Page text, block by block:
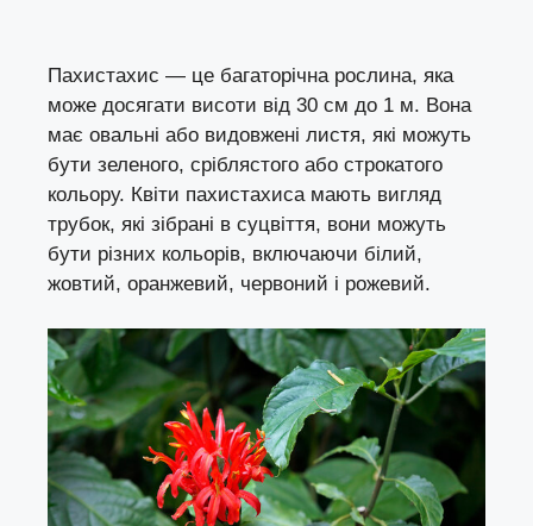
Пахистахис — це багаторічна рослина, яка
може досягати висоти від 30 см до 1 м. Вона
має овальні або видовжені листя, які можуть
бути зеленого, сріблястого або строкатого
кольору. Квіти пахистахиса мають вигляд
трубок, які зібрані в суцвіття, вони можуть
бути різних кольорів, включаючи білий,
жовтий, оранжевий, червоний і рожевий.